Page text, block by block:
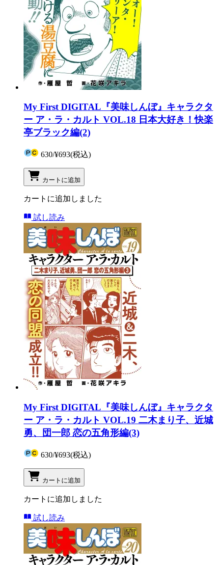
My First DIGITAL『美味しんぼ』キャラクタ
ー ア・ラ・カルト VOL.18 日本大好き！快楽
亭ブラック編(2)
630/¥693(税込)
カートに追加
カートに追加しました
試し読み
My First DIGITAL『美味しんぼ』キャラクタ
ー ア・ラ・カルト VOL.19 二木まり子、近城
勇、団一郎 恋の五角形編(3)
630/¥693(税込)
カートに追加
カートに追加しました
試し読み